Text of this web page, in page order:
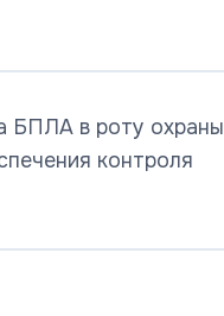
БПЛА в роту охраны
контроля